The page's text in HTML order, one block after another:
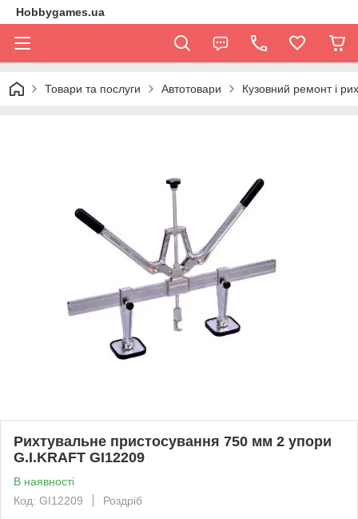
Hobbygames.ua
Товари та послуги Автотовари Кузовний ремонт і
Рихтувальне пристосування 750 мм 2 упори
G.I.KRAFT GI12209
В наявності
Код: GI12209
Роздріб